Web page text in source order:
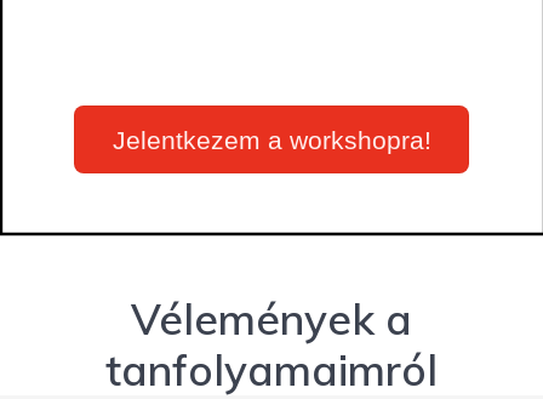
Jelentkezem a workshopra!
Vélemények a
tanfolyamaimról